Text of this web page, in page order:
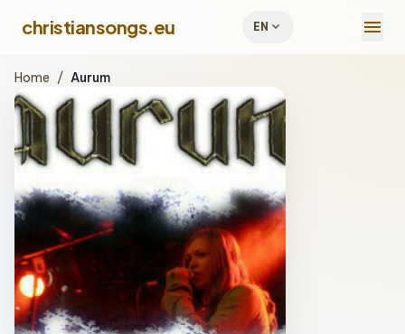
christiansongs.eu EN expand_more menu
Home / Aurum